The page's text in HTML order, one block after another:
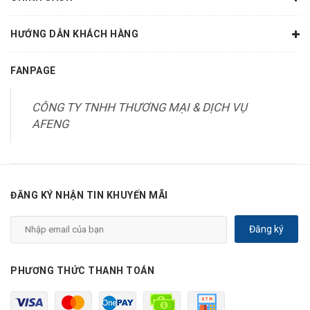
HƯỚNG DẪN KHÁCH HÀNG
FANPAGE
CÔNG TY TNHH THƯƠNG MẠI & DỊCH VỤ
AFENG
ĐĂNG KÝ NHẬN TIN KHUYẾN MÃI
Đăng ký
PHƯƠNG THỨC THANH TOÁN